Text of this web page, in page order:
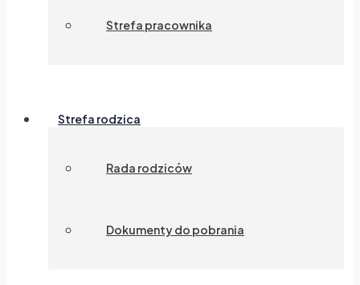
Strefa pracownika
Strefa rodzica
Rada rodziców
Dokumenty do pobrania